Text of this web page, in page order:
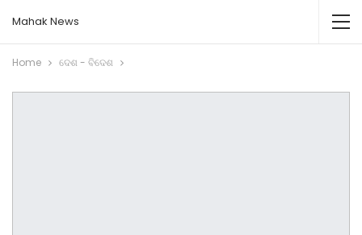
Mahak News
Home ଦେଶ - ବିଦେଶ